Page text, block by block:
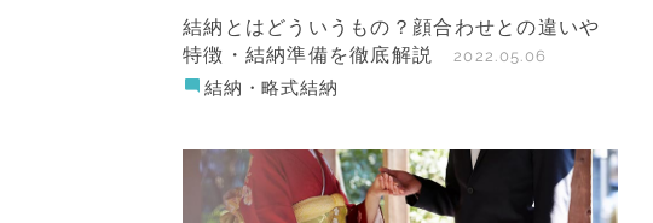
結納とはどういうもの？顔合わせとの違いや
特徴・結納準備を徹底解説
2022.05.06
結納・略式結納